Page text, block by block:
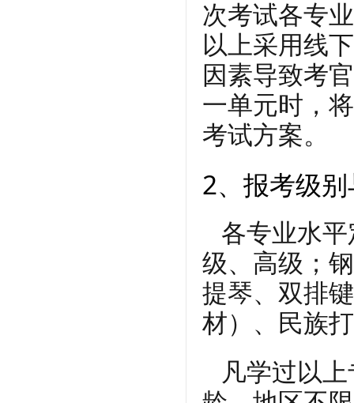
次考试各专
以上采用线
因素导致考
一单元时，
考试方案。
2、报考级
各专业水平
级、高级；
提琴、双排
材）、民族
凡学过以上